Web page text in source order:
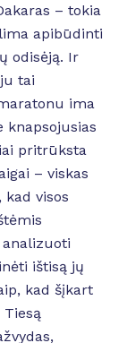
– tokia
apibūdinti
odisėją. Ir
tai
ima
knapsojusias
pritrūksta
– viskas
visos
ištisą jų
kad šįkart